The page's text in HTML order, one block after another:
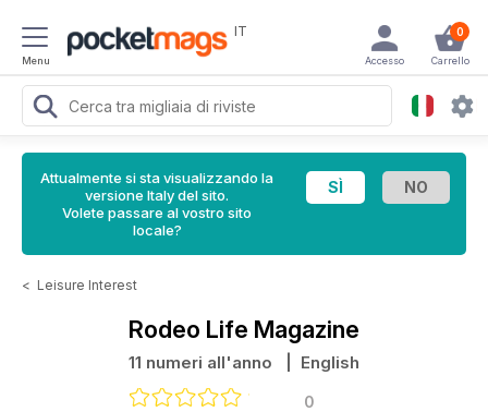
Menu
IT 0
Carrello
Accesso
Attualmente si sta visualizzando la
versione Italy del sito.
Volete passare al vostro sito
locale?
< Leisure Interest
Rodeo Life Magazine
11 numeri all'anno | English
0